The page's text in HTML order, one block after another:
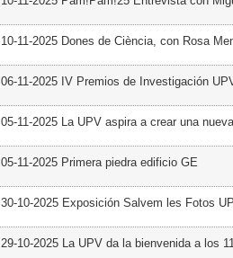
10-11-2025 Dones de Ciència, con Rosa
06-11-2025 IV Premios de Investigación
05-11-2025 La UPV aspira a crear una
05-11-2025 Primera piedra edificio GE
30-10-2025 Exposición Salvem les Fotos
29-10-2025 La UPV da la bienvenida a los